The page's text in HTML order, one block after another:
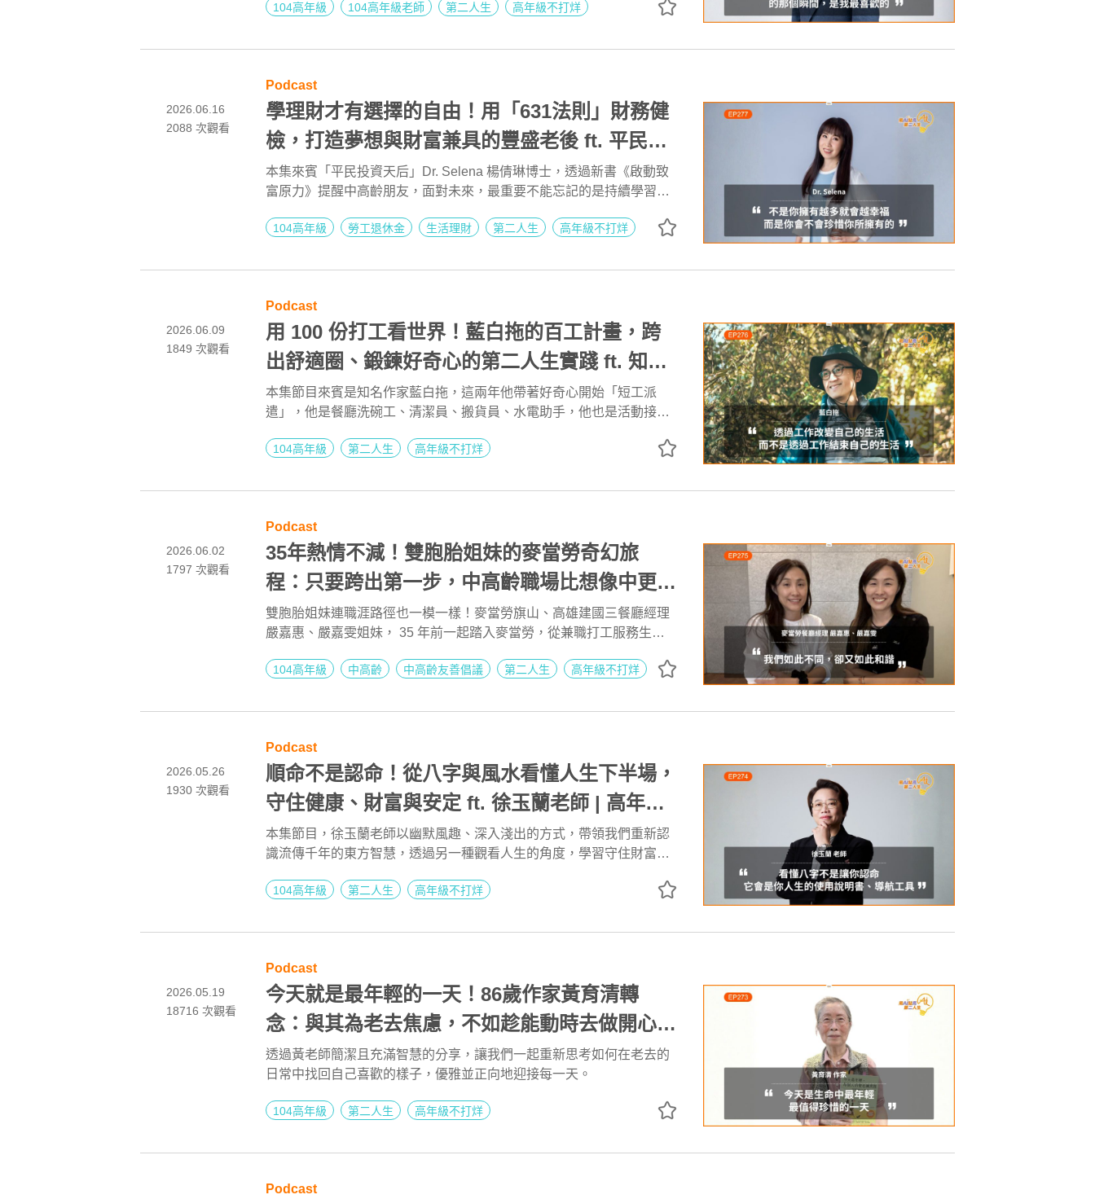
104高年級 104高年級老師 第二人生 高年級不打烊
2026.06.16
2088 次觀看
Podcast
學理財才有選擇的自由！用「631法則」財務健
檢，打造夢想與財富兼具的豐盛老後 ft. 平民投
資天后 Dr. Selena | 高年級不打烊 x 用 AI 點亮
第二人生 EP277
本集來賓「平民投資天后」Dr. Selena 楊倩琳博士，透過新書《啟動致
富原力》提醒中高齡朋友，面對未來，最重要不能忘記的是持續學習、
104高年級 勞工退休金 生活理財 第二人生 高年級不打烊
2026.06.09
1849 次觀看
Podcast
用 100 份打工看世界！藍白拖的百工計畫，跨
出舒適圈、鍛鍊好奇心的第二人生實踐 ft. 知名
作家 藍白拖 | 高年級不打烊 x 用 AI 點亮第二人
生 EP276
本集節目來賓是知名作家藍白拖，這兩年他帶著好奇心開始「短工派
遣」，他是餐廳洗碗工、清潔員、搬貨員、水電助手，他也是活動接
線，藍白拖看見了截然不同的世界，打破了慣性思維，更意外地在流汗
104高年級 第二人生 高年級不打烊
2026.06.02
1797 次觀看
Podcast
35年熱情不減！雙胞胎姐妹的麥當勞奇幻旅
程：只要跨出第一步，中高齡職場比想像中更包
容 ft. 麥當勞餐廳經理 嚴嘉惠、嚴嘉雯 | 高年級
不打烊 x 用 AI 點亮第二人生 EP275
雙胞胎姐妹連職涯路徑也一模一樣！麥當勞旗山、高雄建國三餐廳經理
嚴嘉惠、嚴嘉雯姐妹， 35 年前一起踏入麥當勞，從兼職打工服務生開
有工作倦怠，對於年少時所選的第一份工作熱情依舊不減。
104高年級 中高齡 中高齡友善倡議 第二人生 高年級不打烊
2026.05.26
1930 次觀看
Podcast
順命不是認命！從八字與風水看懂人生下半場，
守住健康、財富與安定 ft. 徐玉蘭老師 | 高年級
不打烊 x 用 AI 點亮第二人生 EP274
本集節目，徐玉蘭老師以幽默風趣、深入淺出的方式，帶領我們重新認
識流傳千年的東方智慧，透過另一種觀看人生的角度，學習守住財富、
104高年級 第二人生 高年級不打烊
2026.05.19
18716 次觀看
Podcast
今天就是最年輕的一天！86歲作家黃育清轉
念：與其為老去焦慮，不如趁能動時去做開心的
事 ft. 作家黃育清 | 高年級不打烊 x 用 AI 點亮
第二人生 EP273
透過黃老師簡潔且充滿智慧的分享，讓我們一起重新思考如何在老去的
日常中找回自己喜歡的樣子，優雅並正向地迎接每一天。
104高年級 第二人生 高年級不打烊
Podcast